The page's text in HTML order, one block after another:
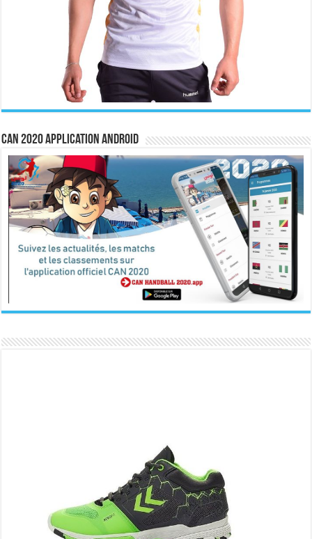
CAN 2020 Application Android